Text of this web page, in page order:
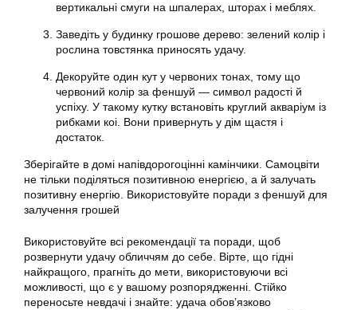
вертикальні смуги на шпалерах, шторах і меблях.
Заведіть у будинку грошове дерево: зелений колір і
рослина товстянка приносять удачу.
Декоруйте один кут у червоних тонах, тому що
червоний колір за феншуй — символ радості й
успіху. У такому кутку встановіть круглий акваріум із
рибками коі. Вони привернуть у дім щастя і
достаток.
Зберігайте в домі напівдорогоцінні камінчики. Самоцвіти
не тільки поділяться позитивною енергією, а й залучать
позитивну енергію. Використовуйте поради з феншуй для
залучення грошей
Використовуйте всі рекомендації та поради, щоб
розвернути удачу обличчям до себе. Вірте, що гідні
найкращого, прагніть до мети, використовуючи всі
можливості, що є у вашому розпорядженні. Стійко
переносьте невдачі і знайте: удача обов’язково